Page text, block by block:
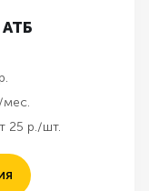
АТБ
р.
мес.
25 р./шт.